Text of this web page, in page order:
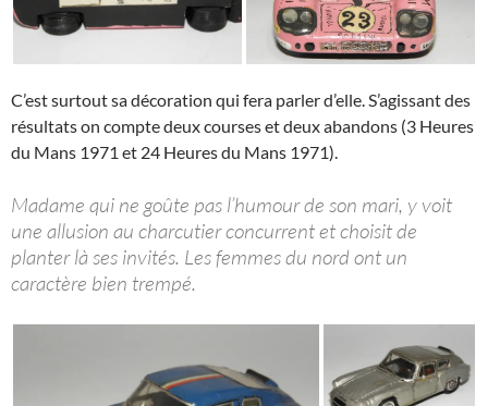
C’est surtout sa décoration qui fera parler d’elle. S’agissant des
résultats on compte deux courses et deux abandons (3 Heures
du Mans 1971 et 24 Heures du Mans 1971).
Madame qui ne goûte pas l’humour de son mari, y voit
une allusion au charcutier concurrent et choisit de
planter là ses invités. Les femmes du nord ont un
caractère bien trempé.